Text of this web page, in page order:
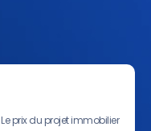
Le prix du projet immobilier